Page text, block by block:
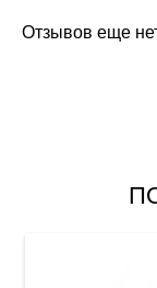
Отзывов еще